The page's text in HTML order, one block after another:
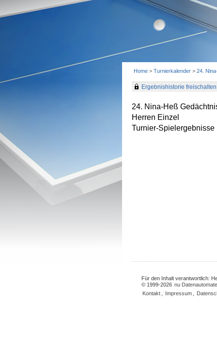
Home > Turnierkalender > 24.
Ergebnishistorie freischalten
24. Nina-Heß
Herren Einzel
Turnier-Spielergebnisse
Für den Inhalt verantwortlich:
© 1999-2026 nu
Kontakt
Impressum